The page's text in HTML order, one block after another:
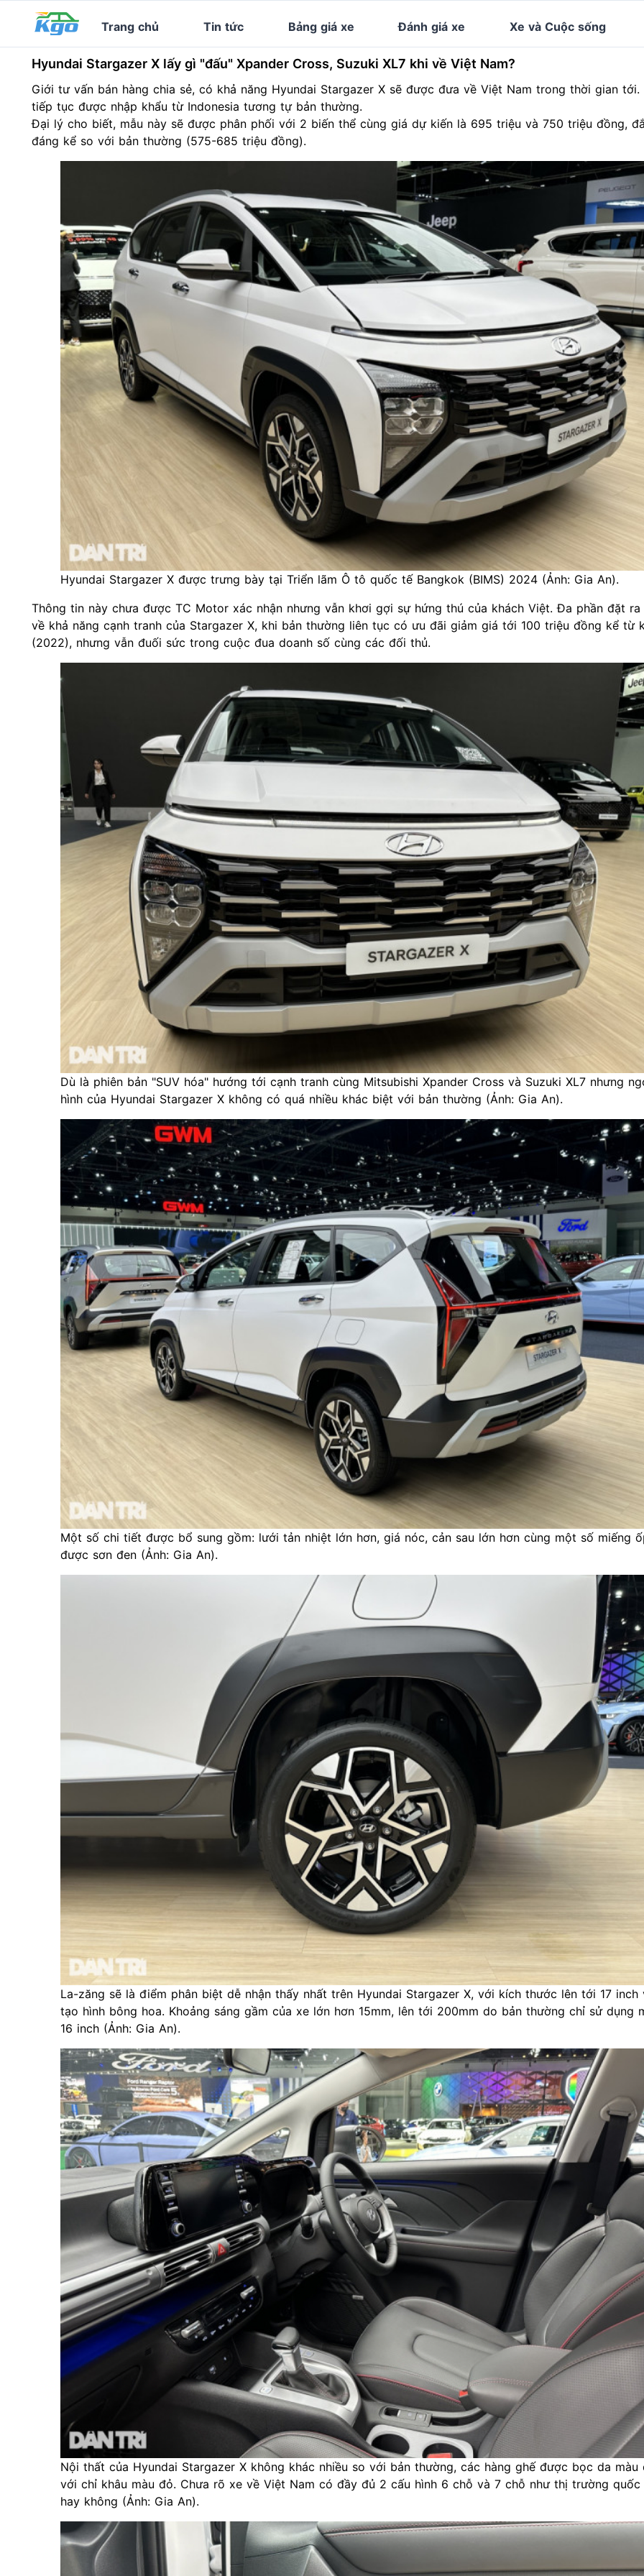
Trang chủ Tin tức Bảng giá xe Đánh giá xe Xe và Cuộc sống
Hyundai Stargazer X lấy gì "đấu" Xpander Cross, Suzuki XL7 khi về Việt Nam?
Giới tư vấn bán hàng chia sẻ, có khả năng Hyundai Stargazer X sẽ được đưa về Việt Nam trong thời gian tới.
tiếp tục được nhập khẩu từ Indonesia tương tự bản thường.
Đại lý cho biết, mẫu này sẽ được phân phối với 2 biến thể cùng giá dự kiến là 695 triệu và 750 triệu đồng,
đáng kể so với bản thường (575-685 triệu đồng).
Hyundai Stargazer X được trưng bày tại Triển lãm Ô tô quốc tế Bangkok (BIMS) 2024 (Ảnh: Gia An).
Thông tin này chưa được TC Motor xác nhận nhưng vẫn khơi gợi sự hứng thú của khách Việt. Đa phần đặt ra
về khả năng cạnh tranh của Stargazer X, khi bản thường liên tục có ưu đãi giảm giá tới 100 triệu đồng kể từ
(2022), nhưng vẫn đuối sức trong cuộc đua doanh số cùng các đối thủ.
Dù là phiên bản "SUV hóa" hướng tới cạnh tranh cùng Mitsubishi Xpander Cross và Suzuki XL7 nhưng
hình của Hyundai Stargazer X không có quá nhiều khác biệt với bản thường (Ảnh: Gia An).
Một số chi tiết được bổ sung gồm: lưới tản nhiệt lớn hơn, giá nóc, cản sau lớn hơn cùng một số miếng
được sơn đen (Ảnh: Gia An).
La-zăng sẽ là điểm phân biệt dễ nhận thấy nhất trên Hyundai Stargazer X, với kích thước lên tới 17 inch
tạo hình bông hoa. Khoảng sáng gầm của xe lớn hơn 15mm, lên tới 200mm do bản thường chỉ sử dụng
16 inch (Ảnh: Gia An).
Nội thất của Hyundai Stargazer X không khác nhiều so với bản thường, các hàng ghế được bọc da màu
với chỉ khâu màu đỏ. Chưa rõ xe về Việt Nam có đầy đủ 2 cấu hình 6 chỗ và 7 chỗ như thị trường quốc
hay không (Ảnh: Gia An).